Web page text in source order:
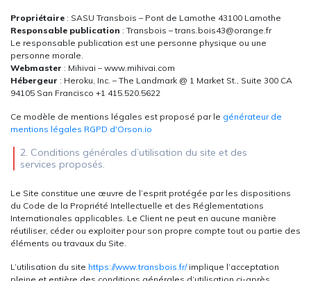
Propriétaire : SASU Transbois – Pont de Lamothe 43100 Lamothe
Responsable publication : Transbois – trans.bois43@orange.fr
Le responsable publication est une personne physique ou une
personne morale.
Webmaster : Mihivai – www.mihivai.com
Hébergeur : Heroku, Inc. – The Landmark @ 1 Market St., Suite 300 CA
94105 San Francisco +1 415.520.5622
Ce modèle de mentions légales est proposé par le générateur de
mentions légales RGPD d'Orson.io
2. Conditions générales d’utilisation du site et des
services proposés.
Le Site constitue une œuvre de l’esprit protégée par les dispositions
du Code de la Propriété Intellectuelle et des Réglementations
Internationales applicables. Le Client ne peut en aucune manière
réutiliser, céder ou exploiter pour son propre compte tout ou partie des
éléments ou travaux du Site.
L’utilisation du site https://www.transbois.fr/implique l’acceptation